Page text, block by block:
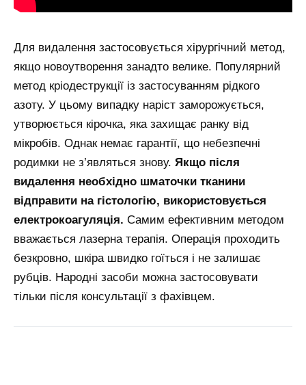
Для видалення застосовується хірургічний метод,
якщо новоутворення занадто велике. Популярний
метод кріодеструкції із застосуванням рідкого
азоту. У цьому випадку наріст заморожується,
утворюється кірочка, яка захищає ранку від
мікробів. Однак немає гарантії, що небезпечні
родимки не з’являться знову. Якщо після
видалення необхідно шматочки тканини
відправити на гістологію, використовується
електрокоагуляція. Самим ефективним методом
вважається лазерна терапія. Операція проходить
безкровно, шкіра швидко гоїться і не залишає
рубців. Народні засоби можна застосовувати
тільки після консультації з фахівцем.